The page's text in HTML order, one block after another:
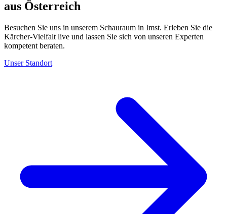
aus Österreich
Besuchen Sie uns in unserem Schauraum in Imst. Erleben Sie die
Kärcher-Vielfalt live und lassen Sie sich von unseren Experten
kompetent beraten.
Unser Standort